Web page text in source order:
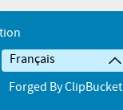
Français
Forged By ClipBucket